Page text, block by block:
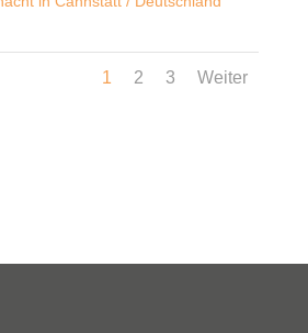
1 2 3 Weiter